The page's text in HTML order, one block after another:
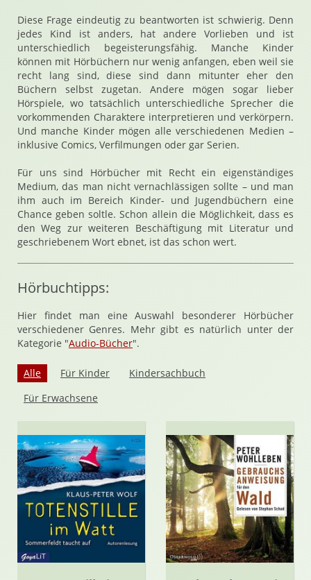
Diese Frage eindeutig zu beantworten ist schwierig. Denn
jedes Kind ist anders, hat andere Vorlieben und ist
unterschiedlich begeisterungsfähig. Manche Kinder
können mit Hörbüchern nur wenig anfangen, eben weil sie
recht lang sind, diese sind dann mitunter eher den
Büchern selbst zugetan. Andere mögen sogar lieber
Hörspiele, wo tatsächlich unterschiedliche Sprecher die
vorkommenden Charaktere interpretieren und verkörpern.
Und manche Kinder mögen alle verschiedenen Medien –
inklusive Comics, Verfilmungen oder gar Serien.
Für uns sind Hörbücher mit Recht ein eigenständiges
Medium, das man nicht vernachlässigen sollte – und man
ihm auch im Bereich Kinder- und Jugendbüchern eine
Chance geben soltle. Schon allein die Möglichkeit, dass es
den Weg zur weiteren Beschäftigung mit Literatur und
geschriebenem Wort ebnet, ist das schon wert.
Hörbuchtipps:
Hier findet man eine Auswahl besonderer Hörbücher
verschiedener Genres. Mehr gibt es natürlich unter der
Kategorie "Audio-Bücher".
Alle Für Kinder
Kindersachbuch
Für Erwachsene